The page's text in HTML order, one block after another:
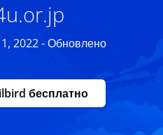
2022 - Обновлено
бесплатно